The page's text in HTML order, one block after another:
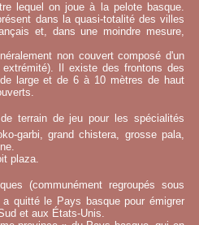
lequel on joue à la pelote basque.
dans la quasi-totalité des villes
et, dans une moindre mesure,
non couvert composé d'un
Il existe des frontons des
large et de 6 à 10 mètres de haut
terrain de jeu pour les spécialités
garbi, grand chistera, grosse pala,
plaza.
(communément regroupés sous
a quitté le Pays basque pour émigrer
et aux États-Unis.